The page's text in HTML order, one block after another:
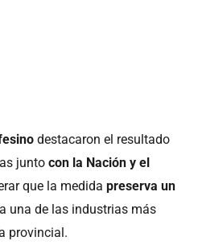
destacaron el resultado
junto con la Nación y el
que la medida preserva un
una de las industrias más
provincial.